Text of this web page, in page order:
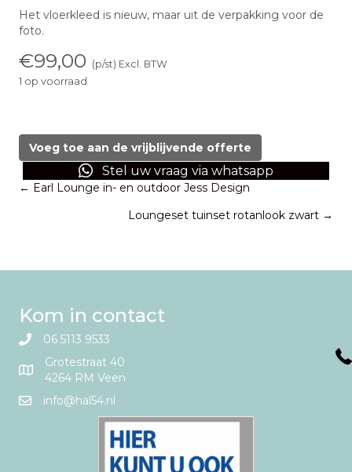
Het vloerkleed is nieuw, maar uit de verpakking voor de
foto.
€99,00 (p/st) Excl. BTW
1 op voorraad
donkergrijs
Lifa
160x230
Voeg toe aan de vrijblijvende offerte
Stel uw vraag via whatsapp
Posts
navigation
← Earl Lounge in- en outdoor Jess Design
Loungeset tuinset rotanlook zwart →
Kom in contact
06 5113 9533
Grotestraat 40
4264 RM Veen
info@hal54.nl